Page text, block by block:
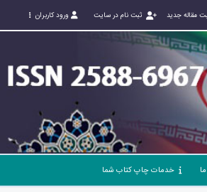
مقاله جدید ثبت نام در سایت ورود کاربران
خدمات چاپ کتاب شما